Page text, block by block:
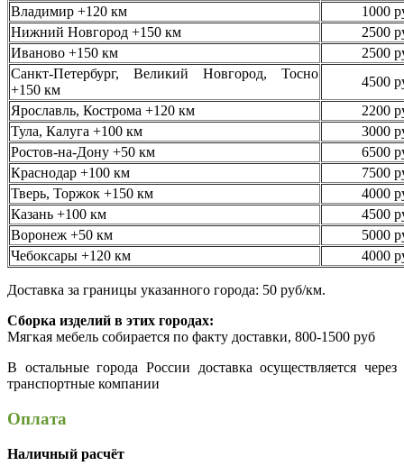
Владимир +120 км
1000
Нижний Новгород +150 км
2500
Иваново +150 км
2500
Санкт-Петербург, Великий Новгород, Тосно
+150 км
4500
Ярославль, Кострома +120 км
2200
Тула, Калуга +100 км
3000
Ростов-на-Дону +50 км
6500
Краснодар +100 км
7500
Тверь, Торжок +150 км
4000
Казань +100 км
4500
Воронеж +50 км
5000
Чебоксары +120 км
4000
Доставка за границы указанного города: 50 руб/км.
Сборка изделий в этих городах:
Мягкая мебель собирается по факту доставки, 800-1500 руб
В остальные города России доставка осуществляется через
транспортные компании
Оплата
Наличный расчёт